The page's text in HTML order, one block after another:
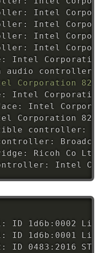
Intel
Intel
Intel
Intel
Intel
audio controller:
Corporation
Intel Corporation
Intel
Corporation
controller:
Ricoh Co
Intel
ID 1d6b:0002
ID 1d6b:0001
ID 0483:2016